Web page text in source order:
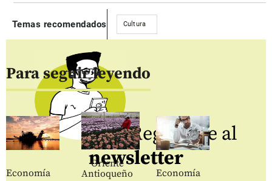
Temas recomendados Cultura
Para seguir leyendo
Economía
Oriente
Antioqueño
Economía
Regístrate al
newsletter